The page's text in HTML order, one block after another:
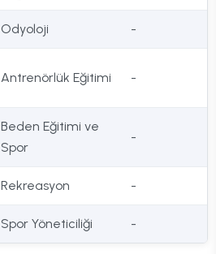
Odyoloji -
Antrenörlük Eğitimi -
Beden Eğitimi ve
Spor
-
Rekreasyon -
Spor Yöneticiliği -